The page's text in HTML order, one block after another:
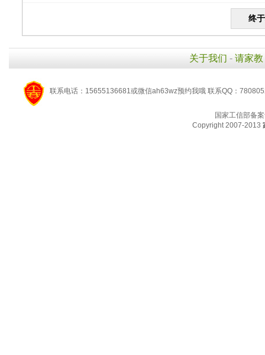
关于我们 - 请家教
联系电话：15655136681或微信ah63wz预约我哦 联系QQ：
国家工信部备
Copyright 2007-2013